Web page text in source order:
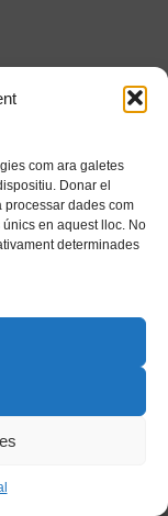
com ara galetes
Donar el
processar dades com
en aquest lloc. No
determinades